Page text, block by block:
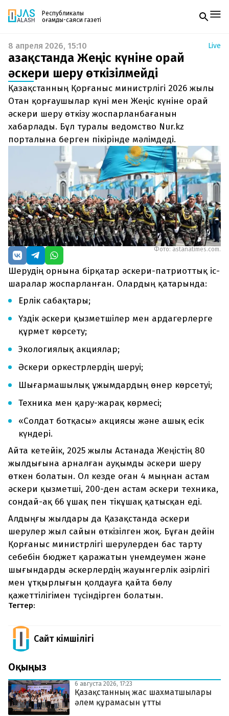
Республикалық
қоғамдық-саяси газеті
Жаңалықтар
Спорт
Live
Руханият
Аймақ
Архив
Заң және тәртіп
Редакциямен байланыс
+7 708 604 51 06
+7 701 220 64 52
zhasalash100@gmail.com
Газетке жазылу
PDF форматтағы газетті ай сайын электронды
поштаңызға алып отырыңыз. Жаңа нөмір
шыққан сәтте сізге бірден жіберіледі. Тек email
енгізіңіз, біз қалғанын өзіміз жібереміз.
8 апреля 2026, 15:10 Live
Қазақстанда Жеңіс күніне орай
әскери шеру өткізілмейді
Қазақстанның Қорғаныс министрлігі 2026 жылы
Отан қорғаушылар күні мен Жеңіс күніне орай
әскери шеру өткізу жоспарланбағанын
хабарлады. Бұл туралы ведомство Nur.kz
порталына берген пікірінде мәлімдеді.
Фото: astanatimes.com.
Шерудің орнына бірқатар әскери-патриоттық іс-
шаралар жоспарланған. Олардың қатарында:
Ерлік сабақтары;
Үздік әскери қызметшілер мен ардагерлерге
құрмет көрсету;
Экологиялық акциялар;
Әскери оркестрлердің шеруі;
Шығармашылық ұжымдардың өнер көрсетуі;
Техника мен қару-жарақ көрмесі;
«Солдат ботқасы» акциясы және ашық есік
күндері.
Айта кетейік, 2025 жылы Астанада Жеңістің 80
жылдығына арналған ауқымды әскери шеру
өткен болатын. Ол кезде оған 4 мыңнан астам
әскери қызметші, 200-ден астам әскери техника,
сондай-ақ 66 ұшақ пен тікұшақ қатысқан еді.
Алдыңғы жылдары да Қазақстанда әскери
шерулер жыл сайын өткізілген жоқ. Бұған дейін
Қорғаныс министрлігі шерулерден бас тарту
себебін бюджет қаражатын үнемдеумен және
шығындарды әскерлердің жауынгерлік әзірлігі
мен ұтқырлығын қолдауға қайта бөлу
қажеттілігімен түсіндірген болатын.
Тегтер:
Сайт Әкімшілігі
Оқыңыз
6 августа 2026, 17:23
Қазақстанның жас шахматшылары
әлем құрамасын ұтты